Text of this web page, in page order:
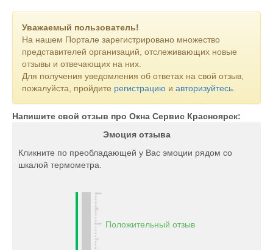
Уважаемый пользователь!
На нашем Портале зарегистрировано множество
представителей организаций, отслеживающих новые
отзывы и отвечающих на них.
Для получения уведомления об ответах на свой отзыв,
пожалуйста, пройдите регистрацию и авторизуйтесь
Напишите свой отзыв про Окна Сервис Красноярск:
Эмоция отзыва
Кликните по преобладающей у Вас эмоции рядом со
шкалой термометра.
Положительный отзыв